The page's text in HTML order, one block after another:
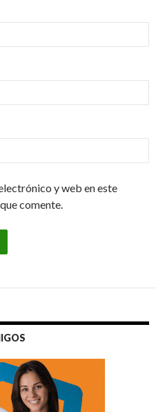
y web en este
comente.